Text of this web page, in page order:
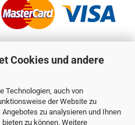
Cookies und andere
Technologien, auch von
der Website zu
zu analysieren und Ihnen
zu können. Weitere